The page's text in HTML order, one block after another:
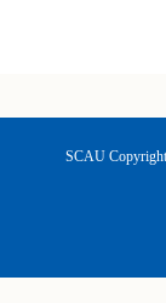
SCAU